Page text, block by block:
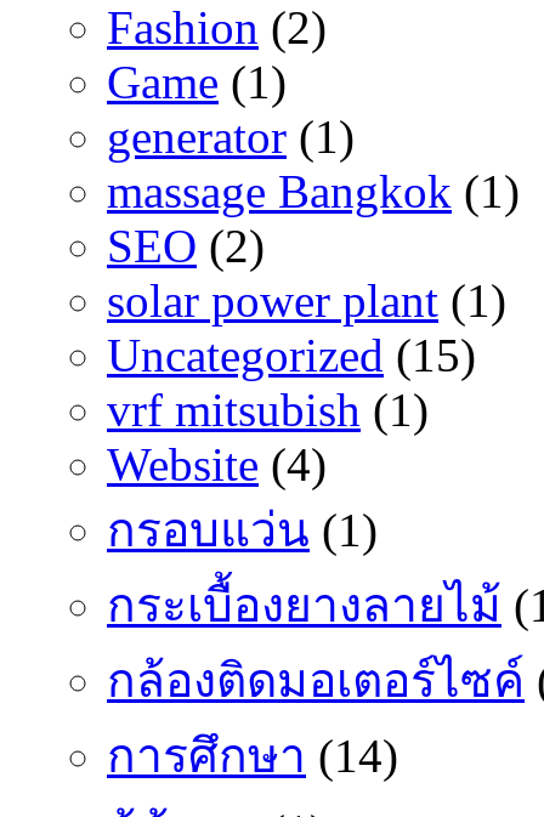
Fashion (2)
Game (1)
generator (1)
massage Bangkok (1)
SEO (2)
solar power plant (1)
Uncategorized (15)
vrf mitsubish (1)
Website (4)
กรอบแว่น (1)
กระเบื้องยางลายไม้
กล้องติดมอเตอร์ไซค์
การศึกษา (14)